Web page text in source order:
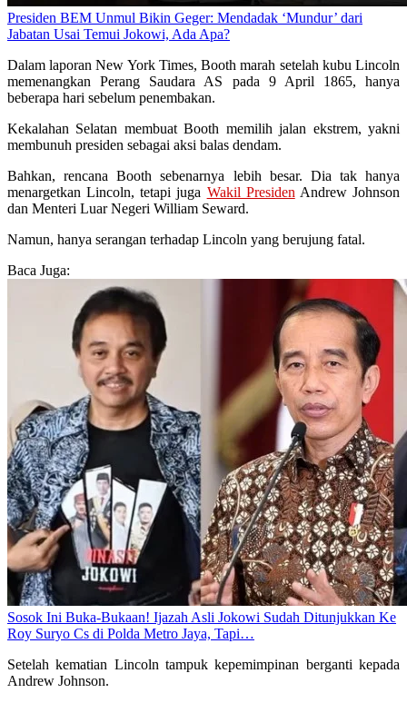
Presiden BEM Unmul Bikin Geger: Mendadak ‘Mundur’ dari
Jabatan Usai Temui Jokowi, Ada Apa?
Dalam laporan New York Times, Booth marah setelah kubu Lincoln
memenangkan Perang Saudara AS pada 9 April 1865, hanya
beberapa hari sebelum penembakan.
Kekalahan Selatan membuat Booth memilih jalan ekstrem, yakni
membunuh presiden sebagai aksi balas dendam.
Bahkan, rencana Booth sebenarnya lebih besar. Dia tak hanya
menargetkan Lincoln, tetapi juga Wakil Presiden Andrew Johnson
dan Menteri Luar Negeri William Seward.
Namun, hanya serangan terhadap Lincoln yang berujung fatal.
Baca Juga:
Sosok Ini Buka-Bukaan! Ijazah Asli Jokowi Sudah Ditunjukkan Ke
Roy Suryo Cs di Polda Metro Jaya, Tapi…
Setelah kematian Lincoln tampuk kepemimpinan berganti kepada
Andrew Johnson.